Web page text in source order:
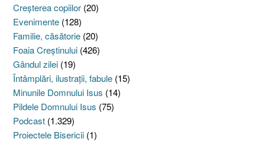
Creşterea copiilor (20)
Evenimente (128)
Familie, căsătorie (20)
Foaia Creştinului (426)
Gândul zilei (19)
Întâmplări, ilustraţii, fabule (15)
Minunile Domnului Isus (14)
Pildele Domnului Isus (75)
Podcast (1.329)
Proiectele Bisericii (1)